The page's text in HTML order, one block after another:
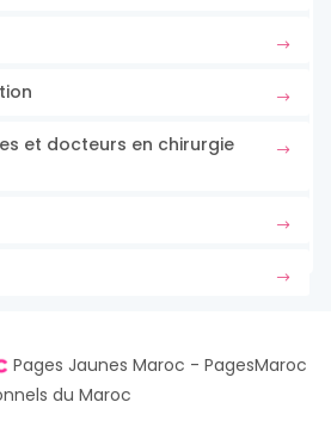
et docteurs en chirurgie
Pages Jaunes Maroc - PagesMaroc
du Maroc